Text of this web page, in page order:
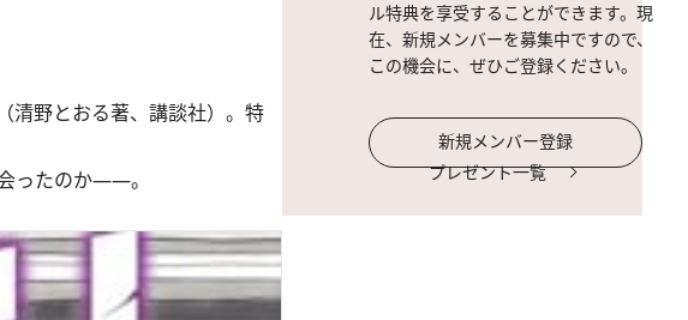
清野とおる著、講談社）。特
ったのか――。
ル特典を享受することができます。現
在、新規メンバーを募集中ですので、
この機会に、ぜひご登録ください。
新規メンバー登録
プレゼント一覧